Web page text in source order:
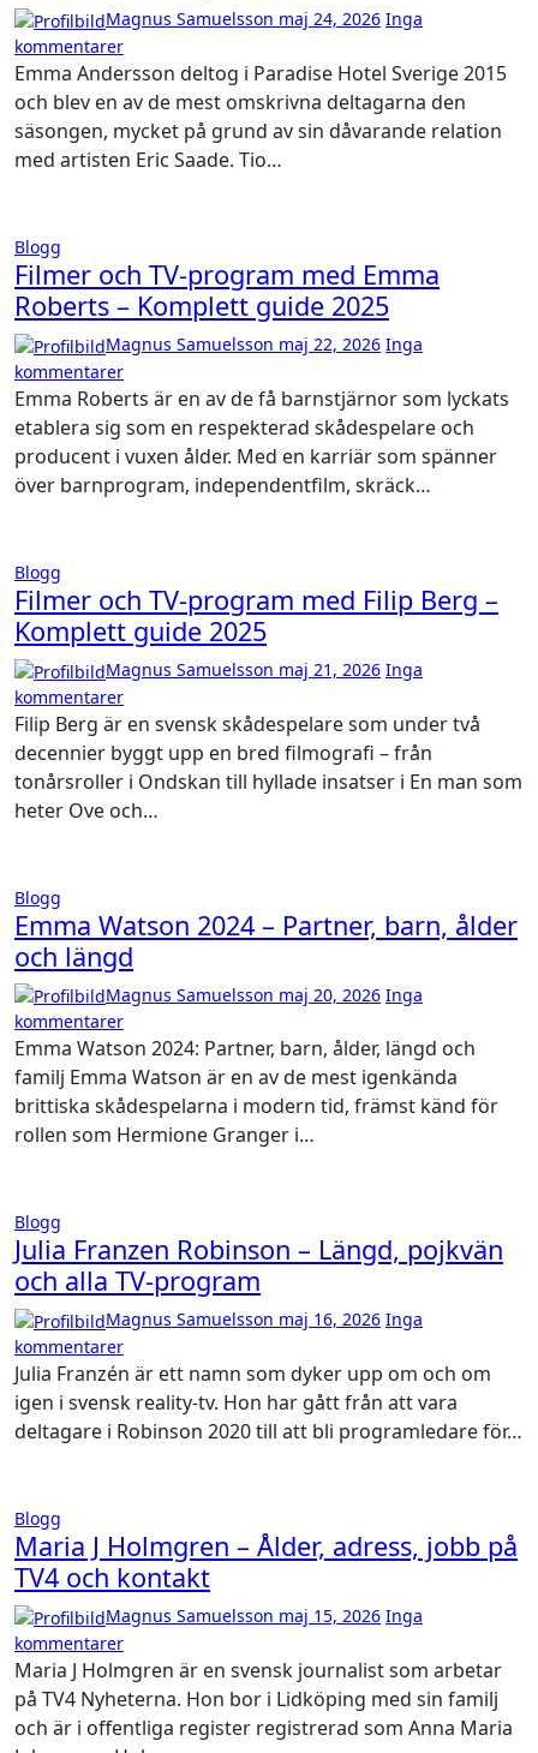
Magnus Samuelsson maj 24, 2026 Inga
kommentarer
Emma Andersson deltog i Paradise Hotel Sverige 2015
och blev en av de mest omskrivna deltagarna den
säsongen, mycket på grund av sin dåvarande relation
med artisten Eric Saade. Tio…
Blogg
Filmer och TV-program med Emma
Roberts – Komplett guide 2025
Magnus Samuelsson maj 22, 2026 Inga
kommentarer
Emma Roberts är en av de få barnstjärnor som lyckats
etablera sig som en respekterad skådespelare och
producent i vuxen ålder. Med en karriär som spänner
över barnprogram, independentfilm, skräck…
Blogg
Filmer och TV-program med Filip Berg –
Komplett guide 2025
Magnus Samuelsson maj 21, 2026 Inga
kommentarer
Filip Berg är en svensk skådespelare som under två
decennier byggt upp en bred filmografi – från
tonårsroller i Ondskan till hyllade insatser i En man som
heter Ove och…
Blogg
Emma Watson 2024 – Partner, barn, ålder
och längd
Magnus Samuelsson maj 20, 2026 Inga
kommentarer
Emma Watson 2024: Partner, barn, ålder, längd och
familj Emma Watson är en av de mest igenkända
brittiska skådespelarna i modern tid, främst känd för
rollen som Hermione Granger i…
Blogg
Julia Franzen Robinson – Längd, pojkvän
och alla TV-program
Magnus Samuelsson maj 16, 2026 Inga
kommentarer
Julia Franzén är ett namn som dyker upp om och om
igen i svensk reality-tv. Hon har gått från att vara
deltagare i Robinson 2020 till att bli programledare för…
Blogg
Maria J Holmgren – Ålder, adress, jobb på
TV4 och kontakt
Magnus Samuelsson maj 15, 2026 Inga
kommentarer
Maria J Holmgren är en svensk journalist som arbetar
på TV4 Nyheterna. Hon bor i Lidköping med sin familj
och är i offentliga register registrerad som Anna Maria